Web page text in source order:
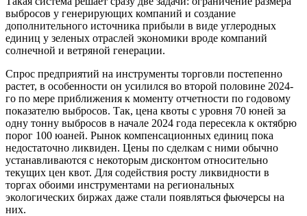
выбросов у генерирующих компаний и создание
дополнительного источника прибыли в виде углеродных
единиц у зеленых отраслей экономики вроде компаний
солнечной и ветряной генерации.
Спрос предприятий на инструменты торговли постепенно
растет, в особенности он усилился во второй половине 2024-
го по мере приближения к моменту отчетности по годовому
показателю выбросов. Так, цена квоты с уровня 70 юней за
одну тонну выбросов в начале 2024 года пересекла к октябрю
порог 100 юаней. Рынок компенсационных единиц пока
недостаточно ликвиден. Цены по сделкам с ними обычно
устанавливаются с некоторым дисконтом относительно
текущих цен квот. Для содействия росту ликвидности в
торгах обоими инструментами на региональных
экологических биржах даже стали появляться фьючерсы на
них.